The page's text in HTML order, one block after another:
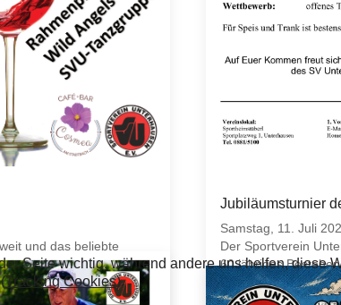
und das beliebte
am Maibaum in
Jubiläumsturnier
Samstag, 11. Juli
Der Sportverein
60 jähriges
Die Abteilung
Seite wichtig, während andere uns helfen, diese
Tracking Cookies).